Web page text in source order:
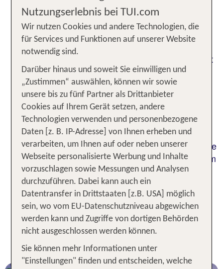
Dich in einen Island Urlaub mit vielen vielfältigen
EIndrücken und Erlebnissen entführen.
Spektakuläre Landschaften und
Sehenswürdigkeiten erwarten Dich bei Deiner
Rundreise durch Island. Egal, ob in der Hauptstadt
Reykjavik, im Skaftafell-Nationalpark oder im Tal
der Greifvögel (Haukadalur) - mit TUI erlebst Du
die beeindruckende Vulkaninsel von ihrer
schönsten Seite. Unsere Reisehinweise führen
Dich in einzigartige Küstenlandschaften und
Vulkanregionen. Freue Dich auf die
Walbeobachtung, Polarlichter am Himmel oder eine
perfekte Shopping-Tour. So machst Du aus Deinem
Island Urlaub ein rundum gelungenes
Reiseerlebnis. Lass Dich von uns inspirieren und
buche jetzt Deinen perfekten Island Urlaub.
Beliebte Urlaubsziele für Deinen
Urlaub in Island
Nutzungserlebnis bei TUI.com
Wir nutzen Cookies und andere Technologien, die
für Services und Funktionen auf unserer Website
notwendig sind.
Darüber hinaus und soweit Sie einwilligen und
„Zustimmen“ auswählen, können wir sowie
unsere bis zu fünf Partner als Drittanbieter
Cookies auf Ihrem Gerät setzen, andere
Technologien verwenden und personenbezogene
Daten [z. B. IP-Adresse] von Ihnen erheben und
verarbeiten, um Ihnen auf oder neben unserer
Webseite personalisierte Werbung und Inhalte
vorzuschlagen sowie Messungen und Analysen
durchzuführen. Dabei kann auch ein
Datentransfer in Drittstaaten [z.B. USA] möglich
sein, wo vom EU-Datenschutzniveau abgewichen
werden kann und Zugriffe von dortigen Behörden
nicht ausgeschlossen werden können.
Sie können mehr Informationen unter
"Einstellungen" finden und entscheiden, welche